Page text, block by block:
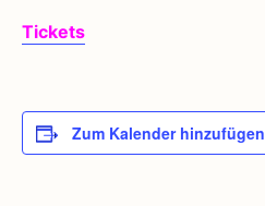
Tickets
Zum Kalender hinzufügen